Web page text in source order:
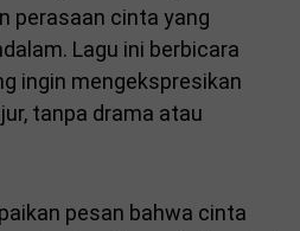
perasaan cinta yang
Lagu ini berbicara
ingin mengekspresikan
tanpa drama atau
pesan bahwa cinta